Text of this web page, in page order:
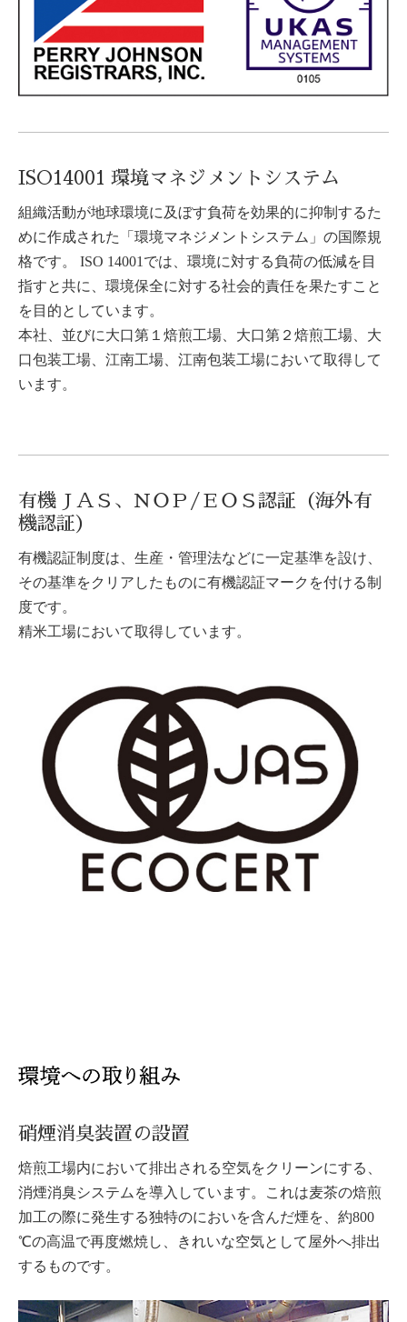
ISO14001 環境マネジメントシステム
組織活動が地球環境に及ぼす負荷を効果的に抑制するた
めに作成された「環境マネジメントシステム」の国際規
格です。 ISO 14001では、環境に対する負荷の低減を目
指すと共に、環境保全に対する社会的責任を果たすこと
を目的としています。
本社、並びに大口第１焙煎工場、大口第２焙煎工場、大
口包装工場、江南工場、江南包装工場において取得して
います。
有機ＪＡＳ、ＮＯＰ/ＥＯＳ認証（海外有
機認証）
有機認証制度は、生産・管理法などに一定基準を設け、
その基準をクリアしたものに有機認証マークを付ける制
度です。
精米工場において取得しています。
硝煙消臭装置の設置
焙煎工場内において排出される空気をクリーンにする、
消煙消臭システムを導入しています。これは麦茶の焙煎
加工の際に発生する独特のにおいを含んだ煙を、約800
℃の高温で再度燃焼し、きれいな空気として屋外へ排出
するものです。